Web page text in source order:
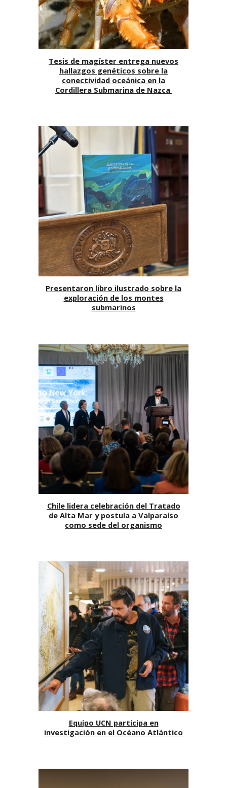
Tesis de magíster entrega nuevos
hallazgos genéticos sobre la
conectividad oceánica en la
Cordillera Submarina de Nazca
Presentaron libro ilustrado sobre la
exploración de los montes
submarinos
Chile lidera celebración del Tratado
de Alta Mar y postula a Valparaíso
como sede del organismo
Equipo UCN participa en
investigación en el Océano Atlántico